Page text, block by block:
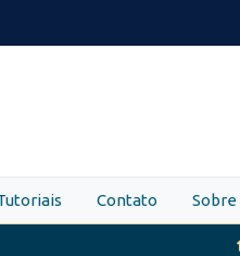
Contato